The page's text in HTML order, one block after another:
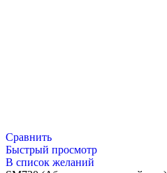
Сравнить
Быстрый просмотр
В список желаний